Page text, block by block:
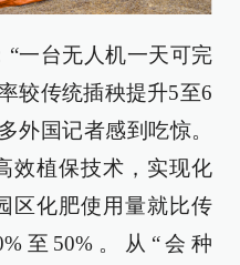
一台无人机一天可完
较传统插秧提升5至6
外国记者感到吃惊。
效植保技术，实现化
区化肥使用量就比传
至50%。从“会种